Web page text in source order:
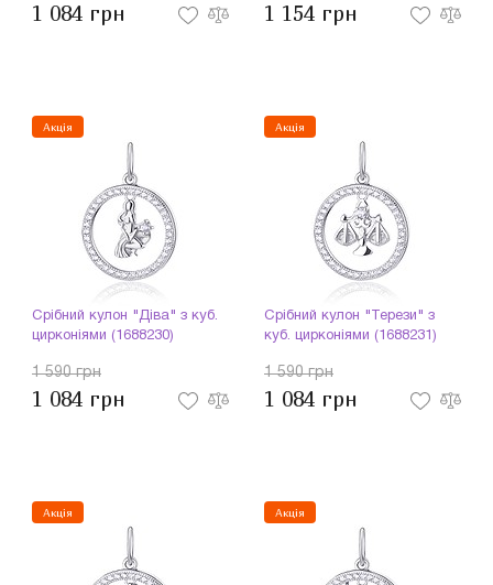
1 084 грн 1 154 грн
Акція
Срібний кулон "Діва" з куб.
цирконіями (1688230)
1 590 грн
1 084 грн
Акція
Срібний кулон "Терези" з
куб. цирконіями (1688231)
1 590 грн
1 084 грн
Акція Акція